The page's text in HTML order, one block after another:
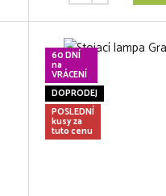
60 DNÍ
na
VRÁCENÍ
DOPRODEJ
POSLEDNÍ
kusy za
tuto cenu